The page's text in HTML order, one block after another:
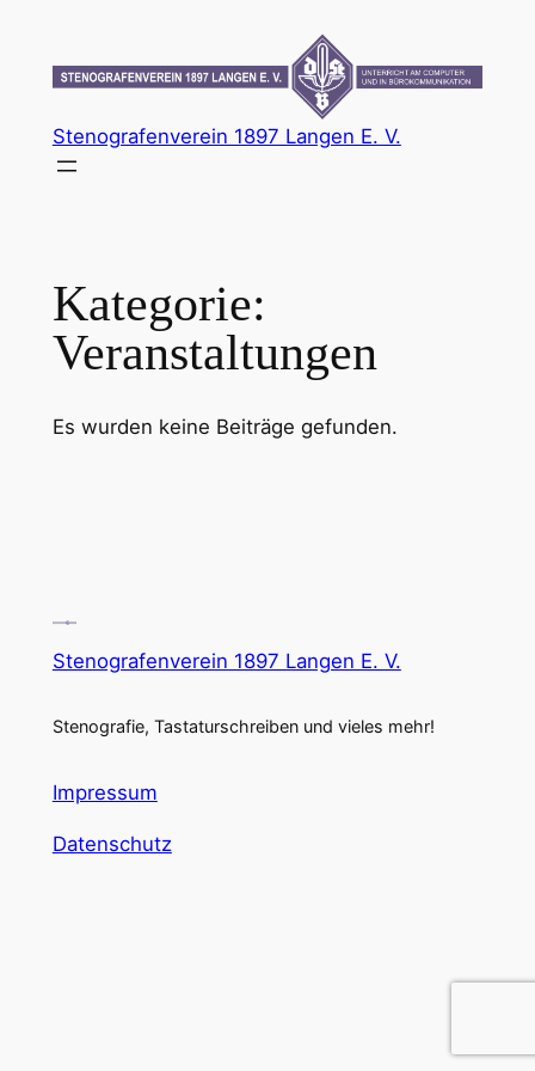
springen
Stenografenverein 1897 Langen E. V.
Kategorie:
Veranstaltungen
Es wurden keine Beiträge gefunden.
Stenografenverein 1897 Langen E. V.
Stenografie, Tastaturschreiben und vieles mehr!
Impressum
Datenschutz